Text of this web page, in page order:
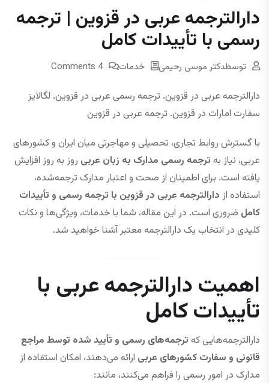
دارالترجمه عربی در قزوین | ترجمه
رسمی با تأییدات کامل
توسطدکتر موسی رحیمی خدمات 4 Comments
دارالترجمه عربی در قزوین. ترجمه رسمی عربی در قزوین. لگالایز
سفارت امارات در قزوین. ترجمه عربی در قزوین
با گسترش روابط تجاری، تحصیلی و مهاجرتی میان ایران و کشورهای
عربی، نیاز به ترجمه رسمی مدارک به زبان عربی روز به روز افزایش
یافته است. برای اطمینان از صحت و اعتبار مدارک ترجمه‌شده،
استفاده از دارالترجمه عربی در قزوین با ترجمه رسمی و تأییدات
کامل ضروری است. در این مقاله، شما با خدمات، ویژگی‌ها و نکات
کلیدی در انتخاب یک دارالترجمه معتبر آشنا خواهید شد.
اهمیت دارالترجمه عربی با
تأییدات کامل
دارالترجمه‌هایی که ترجمه‌های رسمی و تأیید شده توسط مراجع
قانونی و سفارت کشورهای عربی ارائه می‌دهند، امکان استفاده از
مدارک در امور رسمی را فراهم می‌کنند، مانند: